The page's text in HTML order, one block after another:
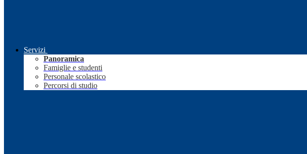
Servizi
Panoramica
Famiglie e studenti
Personale scolastico
Percorsi di studio